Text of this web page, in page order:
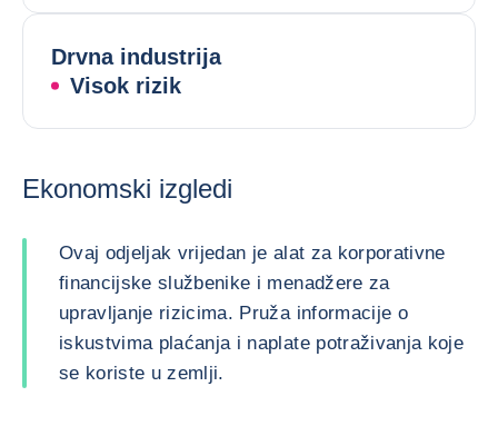
Drvna industrija
Visok rizik
Ekonomski izgledi
Ovaj odjeljak vrijedan je alat za korporativne
financijske službenike i menadžere za
upravljanje rizicima. Pruža informacije o
iskustvima plaćanja i naplate potraživanja koje
se koriste u zemlji.